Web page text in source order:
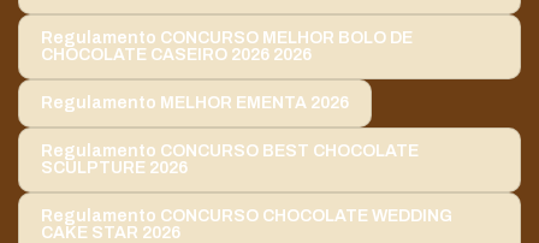
Regulamento CONCURSO MELHOR BOLO DE
CHOCOLATE CASEIRO 2026 2026
Regulamento MELHOR EMENTA 2026
Regulamento CONCURSO BEST CHOCOLATE
SCULPTURE 2026
Regulamento CONCURSO CHOCOLATE WEDDING
CAKE STAR 2026